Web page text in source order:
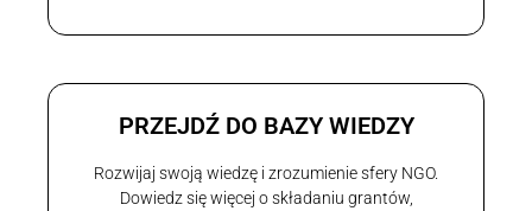
PRZEJDŹ DO BAZY WIEDZY
Rozwijaj swoją wiedzę i zrozumienie sfery NGO.
Dowiedz się więcej o składaniu grantów,